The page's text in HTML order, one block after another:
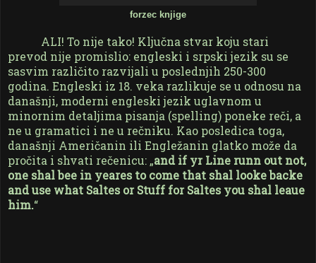
forzec knjige
ALI! To nije tako! Ključna stvar koju stari
prevod nije promislio: engleski i srpski jezik su se
sasvim različito razvijali u poslednjih 250-300
godina. Engleski iz 18. veka razlikuje se u odnosu na
današnji, moderni engleski jezik uglavnom u
minornim detaljima pisanja (spelling) poneke reči, a
ne u gramatici i ne u rečniku. Kao posledica toga,
današnji Američanin ili Engležanin glatko može da
pročita i shvati rečenicu: „and if yr Line runn out not,
one shalbee in yeares to come that shal looke backe
and use what Saltes or Stuff for Saltes you shal leaue
him.“